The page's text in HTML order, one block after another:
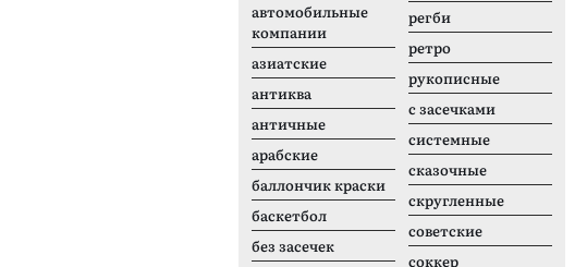
автомобильные
компании
азиатские
антиква
античные
арабские
баллончик краски
баскетбол
без засечек
регби
ретро
рукописные
с засечками
системные
сказочные
скругленные
советские
соккер